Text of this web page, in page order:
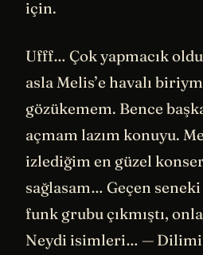
için.
Ufff… Çok yapmacık
asla Melis’e havalı
gözükemem. Bence
açmam lazım konuyu.
izlediğim en güzel
sağlasam… Geçen
funk grubu çıkmıştı,
Neydi isimleri… —